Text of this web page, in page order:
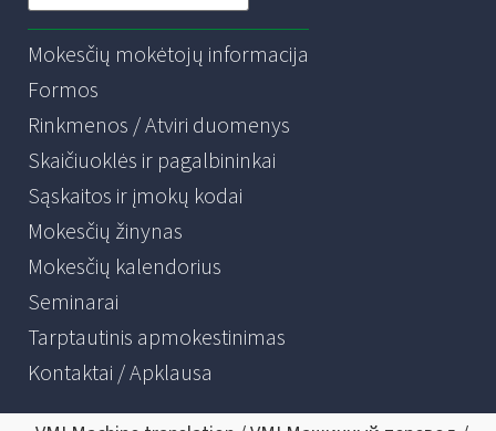
Mokesčių mokėtojų informacija
Formos
Rinkmenos / Atviri duomenys
Skaičiuoklės ir pagalbininkai
Sąskaitos ir įmokų kodai
Mokesčių žinynas
Mokesčių kalendorius
Seminarai
Tarptautinis apmokestinimas
Kontaktai / Apklausa